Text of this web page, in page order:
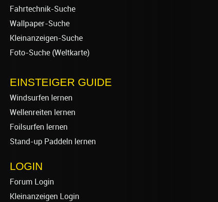
Fahrtechnik-Suche
Wallpaper-Suche
Kleinanzeigen-Suche
Foto-Suche (Weltkarte)
EINSTEIGER GUIDE
Windsurfen lernen
Wellenreiten lernen
Foilsurfen lernen
Stand-up Paddeln lernen
LOGIN
Forum Login
Kleinanzeigen Login